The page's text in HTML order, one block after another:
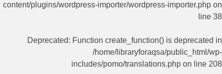
content/plugins/wordpress-importer/wordpress-importer.php on
line 38
Deprecated: Function create_function() is deprecated in
/home/libraryforaqsa/public_html/wp-
includes/pomo/translations.php on line 208